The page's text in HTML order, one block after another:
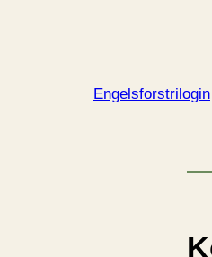
Engelsforstrilogin